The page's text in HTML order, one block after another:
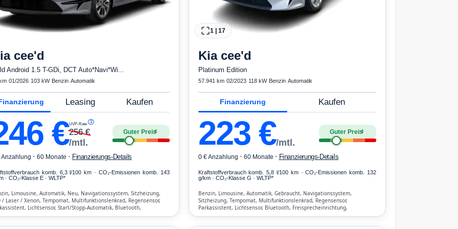
cee'd
Android 1.5 T-GDi, DCT Auto*Navi*Wi...
·01/2026· 103 kW· Benzin·Automatik
Leasing Kaufen
€UVP-Rate 3
256€
/mtl.
Guter Preis4
Anzahlung · 60 Monate · Finanzierungs-Details
komb. 6,3 l/100 km · CO₂-Emissionen komb. 143
· CO₂-Klasse E · WLTP*
Limousine, Automatik, Neu, Navigationssystem, Sitzheizung,
/ Laser / Xenon, Tempomat, Multifunktionslenkrad, Regensensor,
Lichtsensor, Start/Stopp-Automatik, Bluetooth,
Verkehrszeichen-Erkennung, ESP, ABS,
1| 17
Kia cee'd
Platinum Edition
57.941 km·02/2023· 118 kW· Benzin·Automatik
Finanzierung Kaufen
223€/mtl.
Guter Preis4
0 € Anzahlung · 60 Monate · Finanzierungs-Details
Kraftstoffverbrauch komb. 5,8 l/100 km · CO₂-Emissionen komb. 132
g/km · CO₂-Klasse G · WLTP*
Benzin, Limousine, Automatik, Gebraucht, Navigationssystem,
Sitzheizung, Tempomat, Multifunktionslenkrad, Regensensor,
Parkassistent, Lichtsensor, Bluetooth, Freisprecheinrichtung,
Verkehrszeichen-Erkennung, ESP, ABS, Klimatisierung, Front- und Seiten-